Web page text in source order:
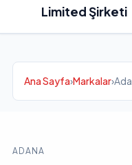
Limited Şirketi
Ana Sayfa›Markalar›
ADANA